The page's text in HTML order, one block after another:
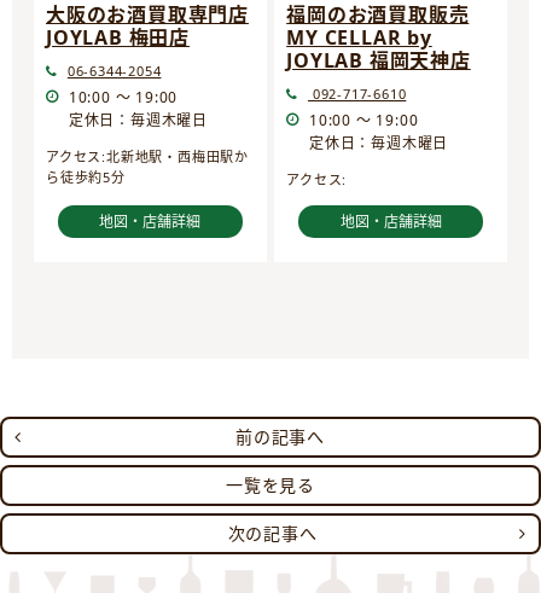
大阪のお酒買取専門店
JOYLAB 梅田店
06-6344-2054
10:00 ～ 19:00
定休日：毎週木曜日
アクセス:北新地駅・西梅田駅か
ら徒歩約5分
地図・店舗詳細
福岡のお酒買取販売
MY CELLAR by
JOYLAB 福岡天神店
092-717-6610
10:00 ～ 19:00
定休日：毎週木曜日
アクセス:
地図・店舗詳細
前の記事へ
一覧を見る
次の記事へ